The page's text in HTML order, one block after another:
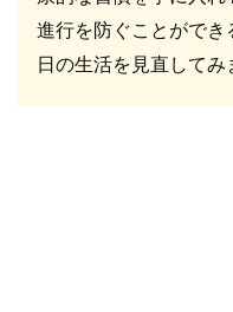
進行を防ぐことがで
日の生活を見直してみ